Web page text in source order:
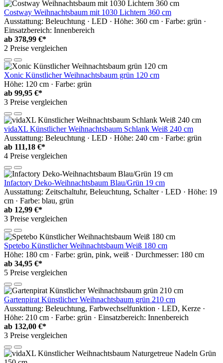
Costway Weihnachtsbaum mit 1030 Lichtern 360 cm
Ausstattung: Beleuchtung · LED · Höhe: 360 cm · Farbe: grün ·
Einsatzbereich: Innenbereich
ab 378,99 €*
2 Preise vergleichen
Xonic Künstlicher Weihnachtsbaum grün 120 cm
Höhe: 120 cm · Farbe: grün
ab 99,95 €*
3 Preise vergleichen
vidaXL Künstlicher Weihnachtsbaum Schlank Weiß 240 cm
Ausstattung: Beleuchtung · LED · Höhe: 240 cm · Farbe: grün
ab 111,18 €*
4 Preise vergleichen
Infactory Deko-Weihnachtsbaum Blau/Grün 19 cm
Ausstattung: Zeitschaltuhr, Beleuchtung, Schalter · LED · Höhe: 19
cm · Farbe: blau, grün
ab 12,99 €*
3 Preise vergleichen
Spetebo Künstlicher Weihnachtsbaum Weiß 180 cm
Höhe: 180 cm · Farbe: grün, pink, weiß · Durchmesser: 180 cm
ab 34,95 €*
5 Preise vergleichen
Gartenpirat Künstlicher Weihnachtsbaum grün 210 cm
Ausstattung: Beleuchtung, Farbwechselfunktion · LED, Kerze ·
Höhe: 210 cm · Farbe: grün · Einsatzbereich: Innenbereich
ab 132,00 €*
3 Preise vergleichen